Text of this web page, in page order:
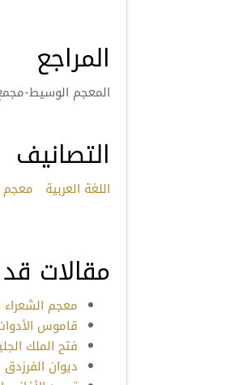
المراجع
المعجم الوسيط-مجمع
التصانيف
اللغة العربية معجم
مقالات
معجم الشعراء من
قاموس الأدوات
فتح الملك
ديوان الفرزدق